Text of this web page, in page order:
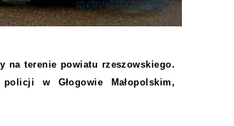
na terenie powiatu rzeszowskiego.
w Głogowie Małopolskim,